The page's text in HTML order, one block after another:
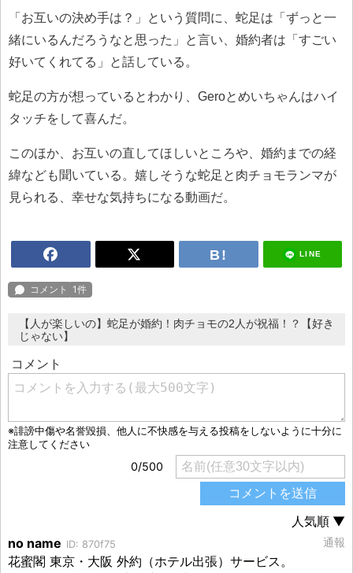
「お互いの決め手は？」という質問に、蛇足は「ずっと一
緒にいるんだろうなと思った」と言い、婚約者は「すごい
好いてくれてる」と話している。
蛇足の方が想っているとわかり、Geroとめいちゃんはハイ
タッチをして喜んだ。
このほか、お互いの直してほしいところや、婚約までの経
緯なども聞いている。嬉しそうな蛇足と肉チョモランマが
見られる、幸せな気持ちになる動画だ。
LINE
【人が楽しいの】蛇足が婚約！肉チョモの2人が祝福！？【好き
じゃない】